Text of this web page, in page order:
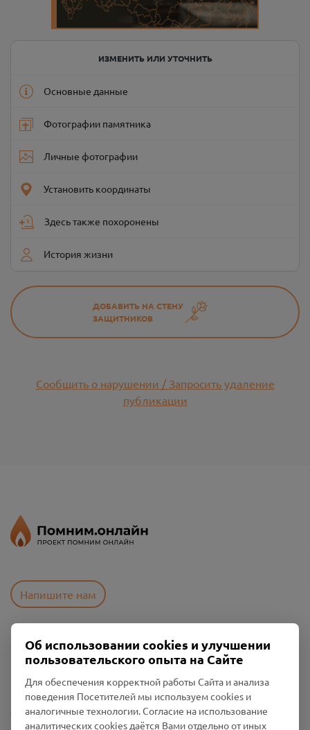
ИЗМЕНИТЬ ИЛИ УТОЧНИТЬ
Основные данные
Фотографии памятника
Личные фотографии
Установить координаты
Здесь также похоронены
История жизни
ДОБАВИТЬ НА СТЕНУ
ЗАЩИТНИКОВ
Сообщить о нарушении / Запросить удаление
публикации
Напишите нам
Пользовательское соглашение
Политика конфиденциальности
Промо-материалы
Настройки cookies
Об использовании cookies и улучшении
пользовательского опыта на Сайте
Для обеспечения корректной работы Сайта и анализа
поведения Посетителей мы используем cookies и
аналогичные технологии. Согласие на использование
аналитических cookies даётся Вами отдельно от иных